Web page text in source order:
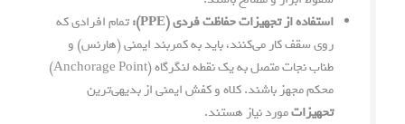
استفاده از تجهیزات حفاظت فردی (PPE):
تمام افرادی که
روی سقف کار می‌کنند، باید به کمربند ایمنی (هارنس) و
طناب نجات متصل به یک نقطه لنگرگاه (Anchorage Point)
محکم مجهز باشند. کلاه و کفش ایمنی از بدیهی‌ترین
تحهیزاتمورد نیاز هستند.